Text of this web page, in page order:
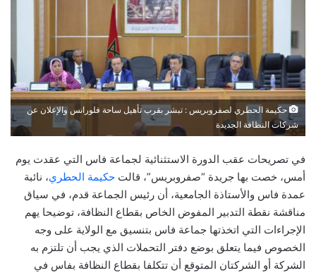
حكيمة الحطري لصفروبريس : تبشر بقرب تأهيل ساحة فلورانس والإعلان عن
شركات النظافة الجديدة
في تصريحات عقب الدورة الاستثنائية لجماعة فاس التي عقدت يوم
أمس، خصت بها جريدة “صفروبريس”، قالت حكيمة الحطري، نائبة
عمدة فاس والأستاذة الجامعية، أن رئيس الجماعة قدم، في سياق
مناقشة نقطة التدبير المفوض الخاص بقطاع النظافة، توضيحا يهم
الإجراءات التي اتخذتها جماعة فاس بتنسيق مع الولاية على وجه
الخصوص فيما يتعلق بوضع دفتر التحملات الذي يجب أن تلتزم به
الشركة أو الشركتان المتوقع أن تتكلفا بقطاع النظافة بفاس في